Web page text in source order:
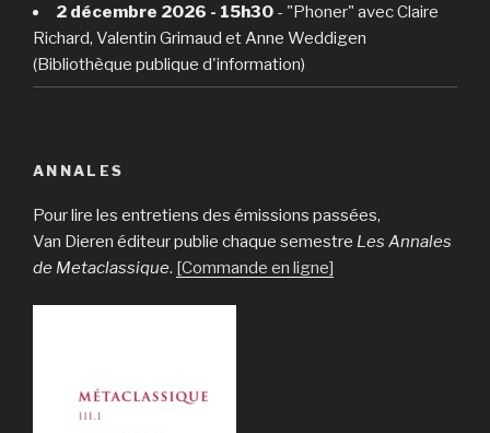
2 décembre 2026 - 15h30 - "Phoner" avec Claire
Richard, Valentin Grimaud et Anne Weddigen
(Bibliothèque publique d'information)
ANNALES
Pour lire les entretiens des émissions passées,
Van Dieren éditeur publie chaque semestre Les Annales
de Metaclassique. [Commande en ligne]